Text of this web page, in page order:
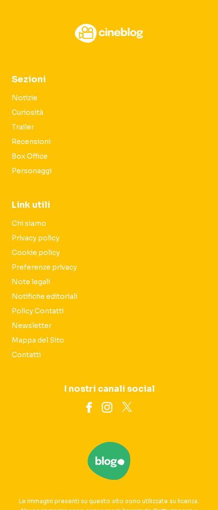
Sezioni
Notizie
Curiosità
Trailer
Recensioni
Box Office
Personaggi
Link utili
Chi siamo
Privacy policy
Cookie policy
Preferenze privacy
Note legali
Notifiche editoriali
Policy Contatti
Newsletter
Mappa del Sito
Contatti
I nostri canali social
Le immagini presenti su questo sito sono utilizzate su licenza.